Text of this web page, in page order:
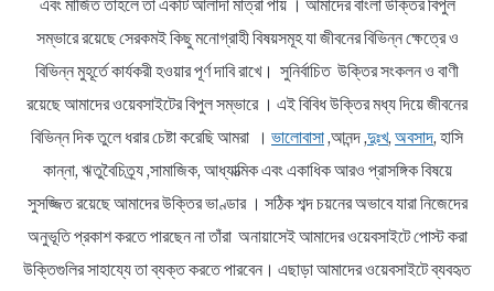
এবং মার্জিত তাহলে তা একটি আলাদা মাত্রা পায় । আমাদের বাংলা উক্তির বিপুল
সম্ভারে রয়েছে সেরকমই কিছু মনোগ্রাহী বিষয়সমূহ যা জীবনের বিভিন্ন ক্ষেত্রে ও
বিভিন্ন মুহূর্তে কার্যকরী হওয়ার পূর্ণ দাবি রাখে। সুনির্বাচিত উক্তির সংকলন ও বাণী
রয়েছে আমাদের ওয়েবসাইটের বিপুল সম্ভারে । এই বিবিধ উক্তির মধ্য দিয়ে জীবনের
বিভিন্ন দিক তুলে ধরার চেষ্টা করেছি আমরা । ভালোবাসা,আনন্দ ,দুঃখ, অবসাদ, হাসি
কান্না, ঋতুবৈচিত্র্য ,সামাজিক, আধ্যাত্মিক এবং একাধিক আরও প্রাসঙ্গিক বিষয়ে
সুসজ্জিত রয়েছে আমাদের উক্তির ভাণ্ডার । সঠিক শব্দ চয়নের অভাবে যারা নিজেদের
অনুভূতি প্রকাশ করতে পারছেন না তাঁরা অনায়াসেই আমাদের ওয়েবসাইটে পোস্ট করা
উক্তিগুলির সাহায্যে তা ব্যক্ত করতে পারবেন। এছাড়া আমাদের ওয়েবসাইটে ব্যবহৃত